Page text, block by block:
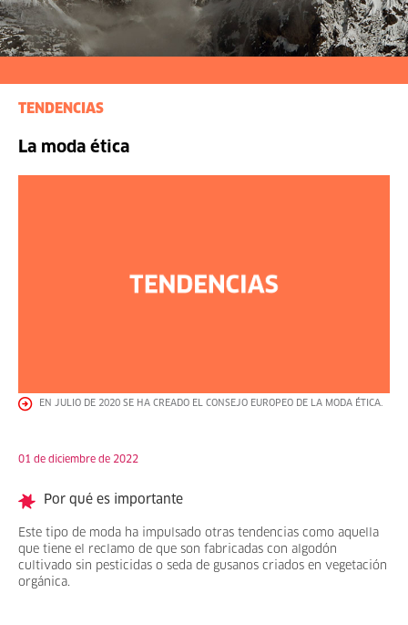
TENDENCIAS
La moda ética
EN JULIO DE 2020 SE HA CREADO EL CONSEJO EUROPEO DE LA MODA ÉTICA.
01 de diciembre de 2022
Por qué es importante
Este tipo de moda ha impulsado otras tendencias como aquella
que tiene el reclamo de que son fabricadas con algodón
cultivado sin pesticidas o seda de gusanos criados en vegetación
orgánica.